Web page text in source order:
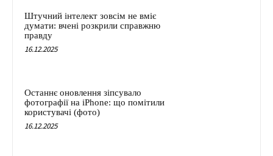
Штучний інтелект зовсім не вміє
думати: вчені розкрили справжню
правду
16.12.2025
Останнє оновлення зіпсувало
фотографії на iPhone: що помітили
користувачі (фото)
16.12.2025